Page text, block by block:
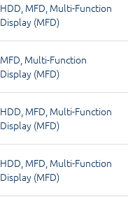
HDD, MFD, Multi-Function
Display (MFD)
MFD, Multi-Function
Display (MFD)
HDD, MFD, Multi-Function
Display (MFD)
HDD, MFD, Multi-Function
Display (MFD)